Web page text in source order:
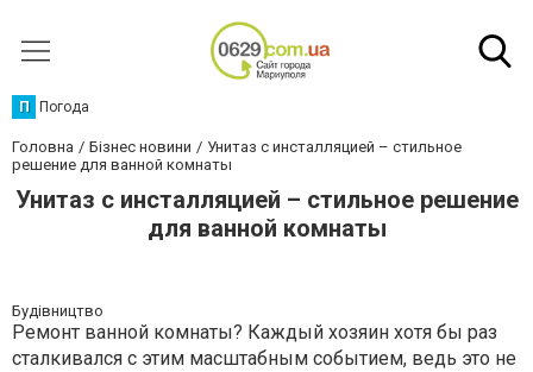
П Погода
Головна Бізнес новини
Унитаз с инсталляцией – стильное
решение для ванной комнаты
Унитаз с инсталляцией – стильное решение
для ванной комнаты
Будівництво
Ремонт ванной комнаты? Каждый хозяин хотя бы раз
сталкивался с этим масштабным событием, ведь это не